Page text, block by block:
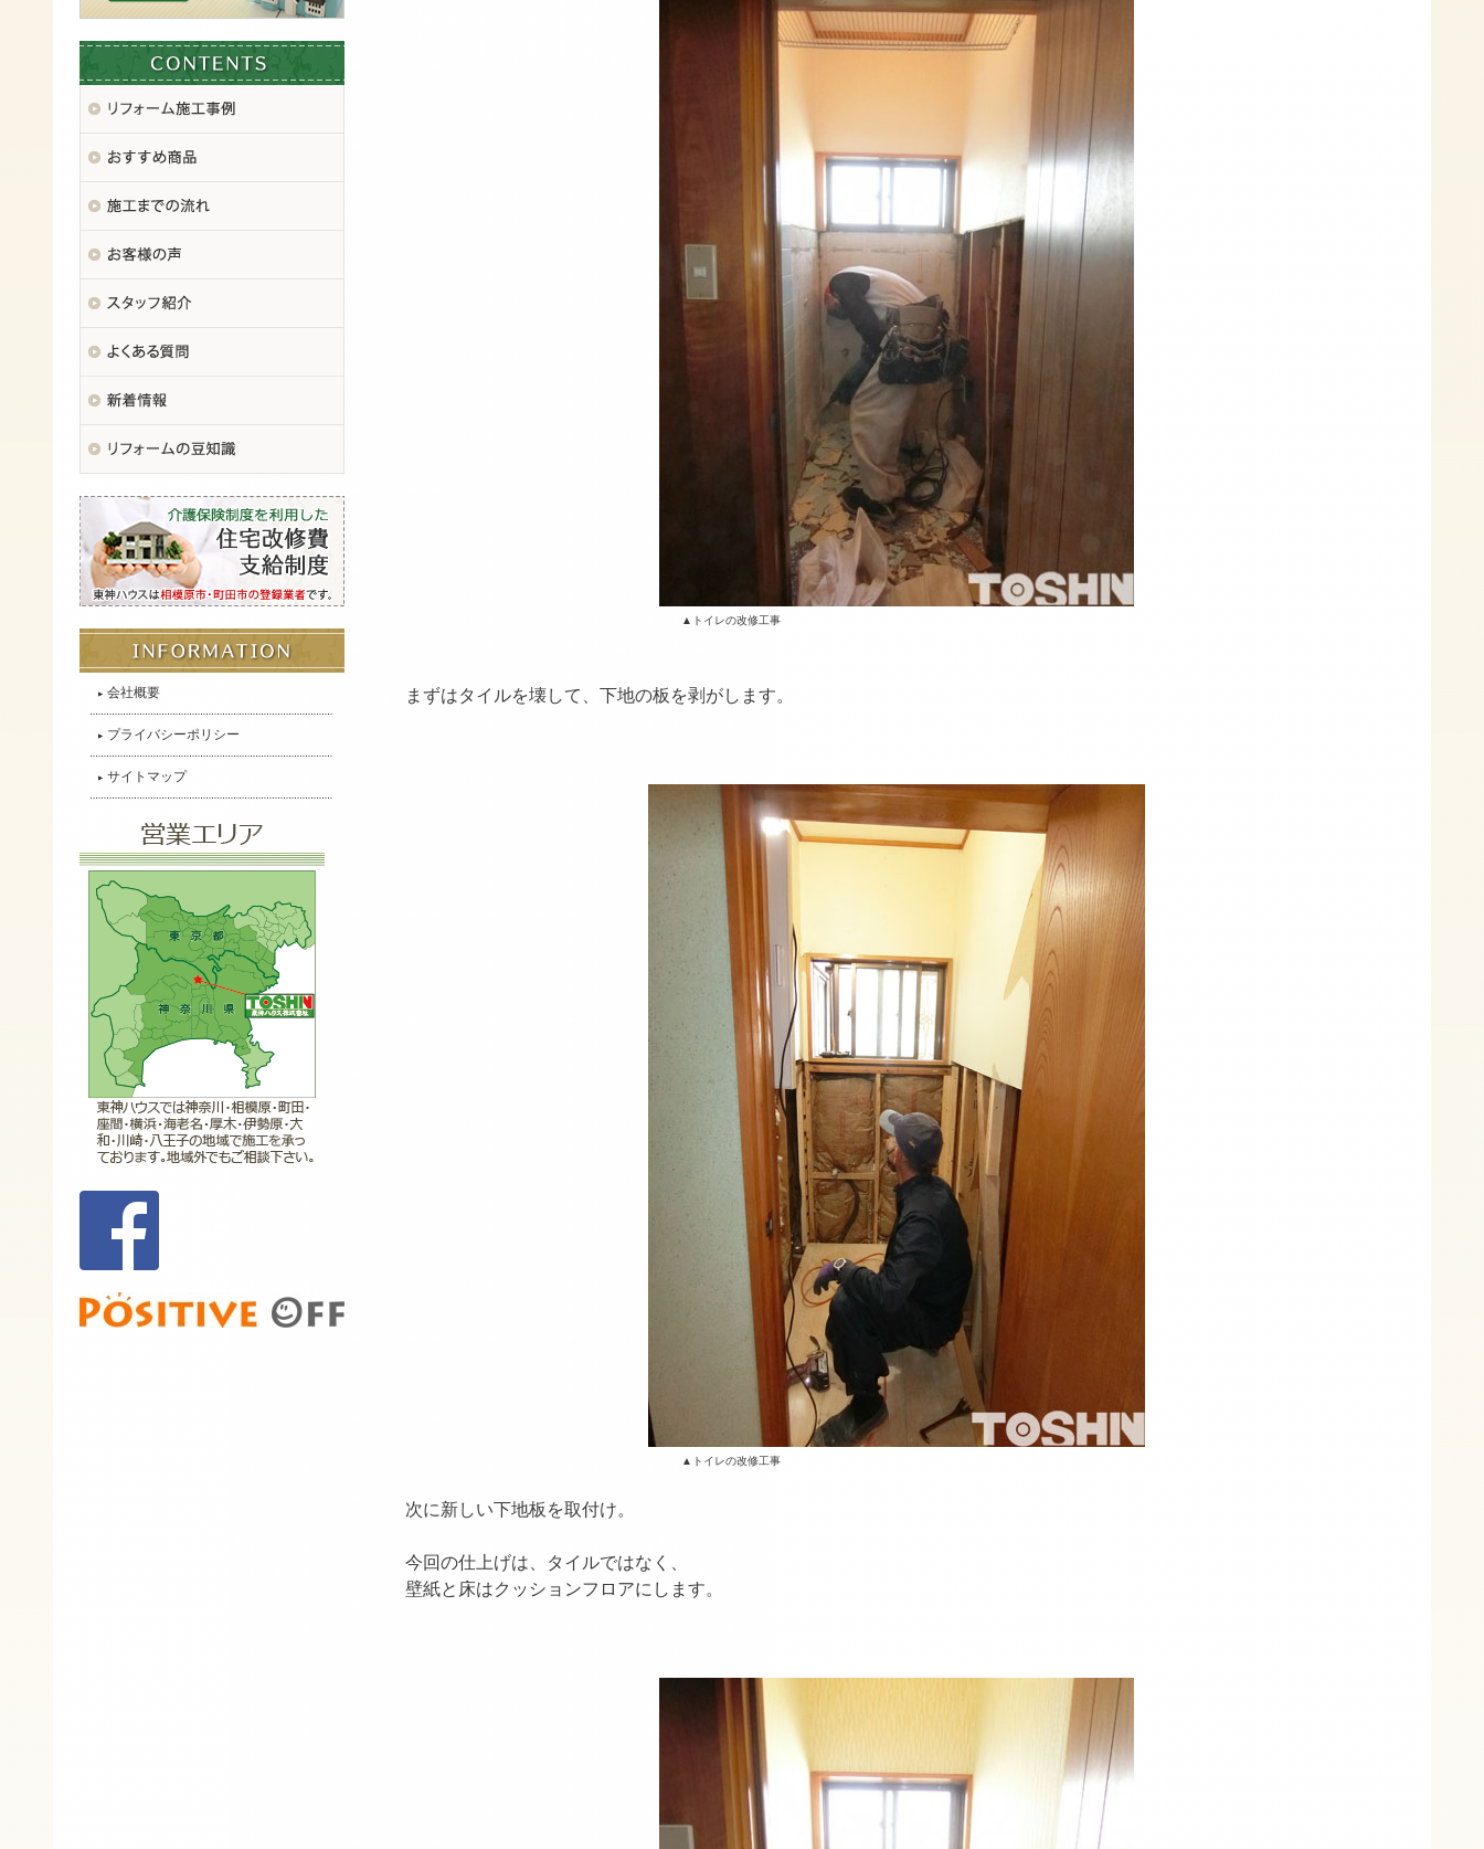
▲トイレの改修工事
まずはタイルを壊して、下地の板を剥がします。
▲トイレの改修工事
次に新しい下地板を取付け。
今回の仕上げは、タイルではなく、
壁紙と床はクッションフロアにします。
会社概要
プライバシーポリシー
サイトマップ